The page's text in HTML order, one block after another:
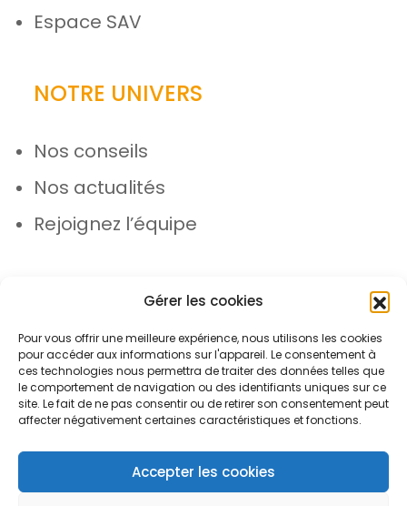
Gérer les cookies
Pour vous offrir une meilleure expérience, nous utilisons les cookies
pour accéder aux informations sur l'appareil. Le consentement à
ces technologies nous permettra de traiter des données telles que
le comportement de navigation ou des identifiants uniques sur ce
site. Le fait de ne pas consentir ou de retirer son consentement peut
affecter négativement certaines caractéristiques et fonctions.
Accepter les cookies
Espace SAV
NOTRE UNIVERS
Nos conseils
Nos actualités
Rejoignez l’équipe
© Azergo 2026 - Tous droits réservés
Protection des données